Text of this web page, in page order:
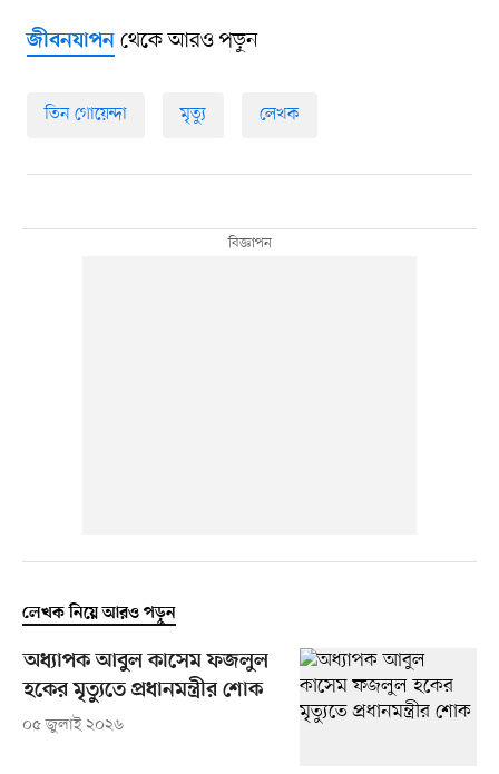
জীবনযাপনথেকে আরও পড়ুন
তিন গোয়েন্দা মৃত্যু লেখক
লেখক নিয়ে আরও পড়ুন
অধ্যাপক আবুল কাসেম ফজলুল
হকের মৃত্যুতে প্রধানমন্ত্রীর শোক
০৫ জুলাই ২০২৬